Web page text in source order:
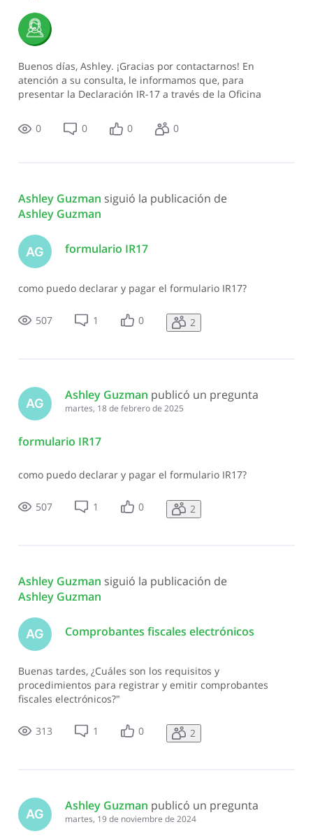
Buenos días, Ashley. ¡Gracias por contactarnos! En
atención a su consulta, le informamos que, para
presentar la Declaración IR-17 a través de la Oficina
0
0 0 0
Ashley Guzman siguió la publicación de
Ashley Guzman
AG formulario IR17
como puedo declarar y pagar el formulario IR17?
507 1 0 2
AG
Ashley Guzman publicó un pregunta
martes, 18 de febrero de 2025
formulario IR17
como puedo declarar y pagar el formulario IR17?
507 1 0 2
Ashley Guzman siguió la publicación de
Ashley Guzman
AG Comprobantes fiscales electrónicos
Buenas tardes, ¿Cuáles son los requisitos y
procedimientos para registrar y emitir comprobantes
fiscales electrónicos?"
313 1 0 2
AG
Ashley Guzman publicó un pregunta
martes, 19 de noviembre de 2024